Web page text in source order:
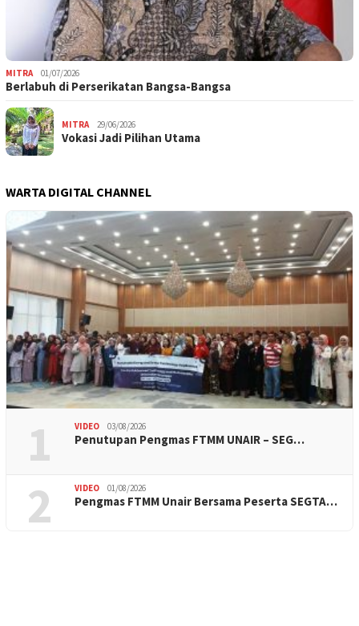
MITRA 01/07/2026
Berlabuh di Perserikatan Bangsa-Bangsa
MITRA 29/06/2026
Vokasi Jadi Pilihan Utama
WARTA DIGITAL CHANNEL
1 VIDEO 03/08/2026
Penutupan Pengmas FTMM UNAIR – SEG…
2 VIDEO 01/08/2026
Pengmas FTMM Unair Bersama Peserta SEGTA…